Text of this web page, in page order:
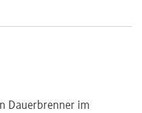
Dauerbrenner im